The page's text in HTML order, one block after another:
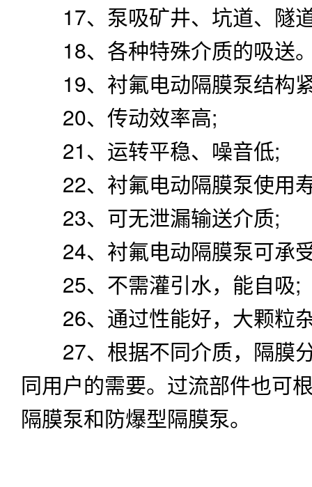
17、泵吸矿井、坑道、隧
18、各种特殊介质的吸送
19、衬氟电动隔膜泵结构
20、传动效率高;
21、运转平稳、噪音低;
22、衬氟电动隔膜泵使用
23、可无泄漏输送介质;
24、衬氟电动隔膜泵可承
25、不需灌引水，能自吸;
26、通过性能好，大颗粒
27、根据不同介质，隔膜分
同用户的需要。过流部件也
隔膜泵和防爆型隔膜泵。